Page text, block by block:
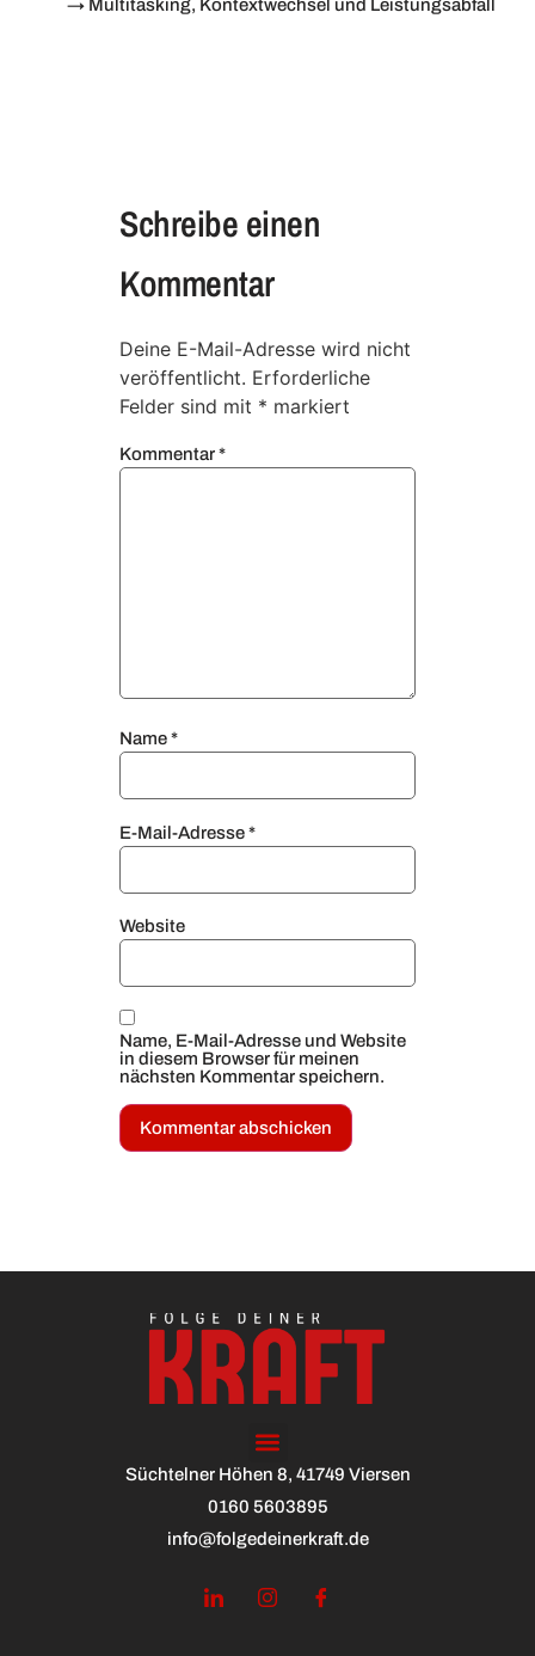
→ Multitasking, Kontextwechsel und Leistungsabfall
Schreibe einen
Kommentar
Deine E-Mail-Adresse wird nicht
veröffentlicht. Erforderliche
Felder sind mit * markiert
Kommentar*
Name*
E-Mail-Adresse*
Website
Name, E-Mail-Adresse und Website
in diesem Browser für meinen
nächsten Kommentar speichern.
Süchtelner Höhen 8, 41749 Viersen
0160 5603895
info@folgedeinerkraft.de